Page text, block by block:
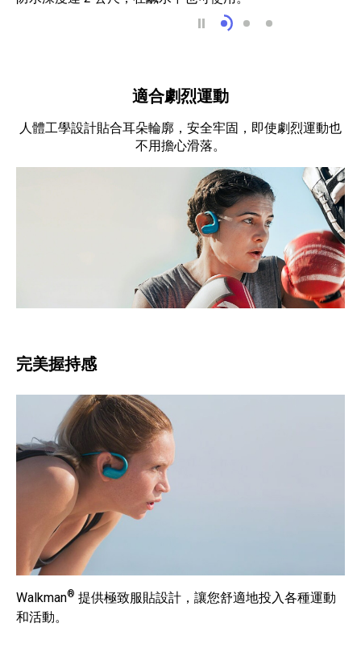
適合海洋活動
適合沙塵環境
適合極限環境
適合劇烈運動
人體工學設計貼合耳朵輪廓，安全牢固，即使劇烈運動也
不用擔心滑落。
完美握持感
Walkman® 提供極致服貼設計，讓您舒適地投入各種運動
和活動。